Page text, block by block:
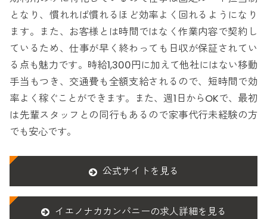
となり、慣れれば慣れるほど効率よく回れるようになり
ます。また、お客様とは時間ではなく作業内容で契約し
ているため、仕事が早く終わっても日収が保証されてい
る点も魅力です。時給1,300円に加えて他社にはない移動
手当もつき、交通費も全額支給されるので、短時間で効
率よく稼ぐことができます。また、週1日からOKで、最初
は先輩スタッフとの同行もあるので家事代行未経験の方
でも安心です。
公式サイトを見る
イエノナカカンパニーの求人詳細を見る